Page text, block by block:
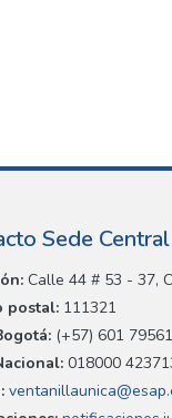
Sede Central
Calle 44 # 53 - 37,
postal: 111321
(+57) 601
018000